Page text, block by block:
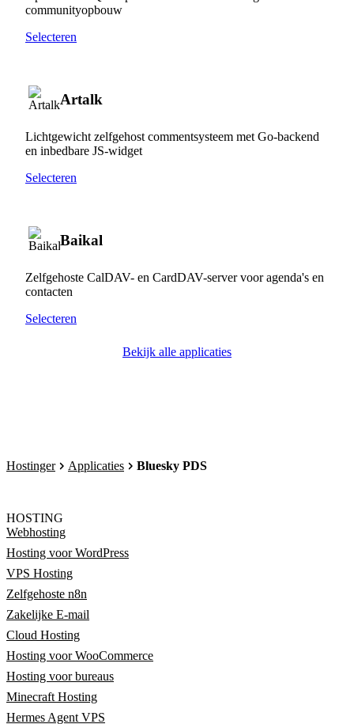
communityopbouw
Selecteren
Artalk
Lichtgewicht zelfgehost commentsysteem met Go-backend
en inbedbare JS-widget
Selecteren
Baikal
Zelfgehoste CalDAV- en CardDAV-server voor agenda's en
contacten
Selecteren
Bekijk alle applicaties
Hostinger Applicaties Bluesky PDS
HOSTING
Webhosting
Hosting voor WordPress
VPS Hosting
Zelfgehoste n8n
Zakelijke E-mail
Cloud Hosting
Hosting voor WooCommerce
Hosting voor bureaus
Minecraft Hosting
Hermes Agent VPS